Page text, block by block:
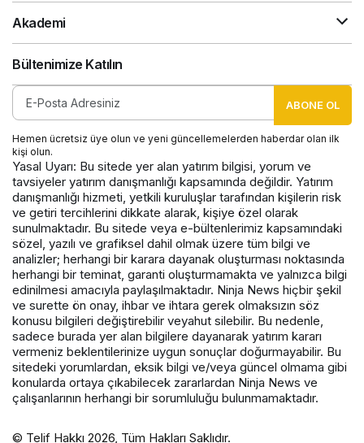
Akademi
Bültenimize Katılın
ABONE OL
Hemen ücretsiz üye olun ve yeni güncellemelerden haberdar olan ilk
kişi olun.
Yasal Uyarı: Bu sitede yer alan yatırım bilgisi, yorum ve
tavsiyeler yatırım danışmanlığı kapsamında değildir. Yatırım
danışmanlığı hizmeti, yetkili kuruluşlar tarafından kişilerin risk
ve getiri tercihlerini dikkate alarak, kişiye özel olarak
sunulmaktadır. Bu sitede veya e-bültenlerimiz kapsamındaki
sözel, yazılı ve grafiksel dahil olmak üzere tüm bilgi ve
analizler; herhangi bir karara dayanak oluşturması noktasında
herhangi bir teminat, garanti oluşturmamakta ve yalnızca bilgi
edinilmesi amacıyla paylaşılmaktadır. Ninja News hiçbir şekil
ve surette ön onay, ihbar ve ihtara gerek olmaksızın söz
konusu bilgileri değiştirebilir veyahut silebilir. Bu nedenle,
sadece burada yer alan bilgilere dayanarak yatırım kararı
vermeniz beklentilerinize uygun sonuçlar doğurmayabilir. Bu
sitedeki yorumlardan, eksik bilgi ve/veya güncel olmama gibi
konularda ortaya çıkabilecek zararlardan Ninja News ve
çalışanlarının herhangi bir sorumluluğu bulunmamaktadır.
© Telif Hakkı 2026, Tüm Hakları Saklıdır.